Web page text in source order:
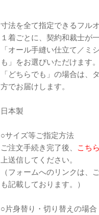
寸法を全て指定できるフル
１着ごとに、契約和裁士が
「オール手縫い仕立て／ミ
も」をお選びいただけます
「どちらでも」の場合は、
方でお届けします。
日本製
○サイズ等ご指定方法
ご注文手続き完了後、 こち
上送信してください。
（フォームへのリンクは、
も記載しております。）
○片身替り・切り替えの場